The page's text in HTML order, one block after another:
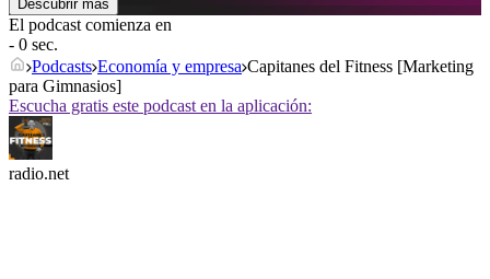
Descubrir más
El podcast comienza en
- 0 sec.
Podcasts Economía y empresa Capitanes del Fitness [Marketing
para Gimnasios]
Escucha gratis este podcast en la aplicación:
radio.net